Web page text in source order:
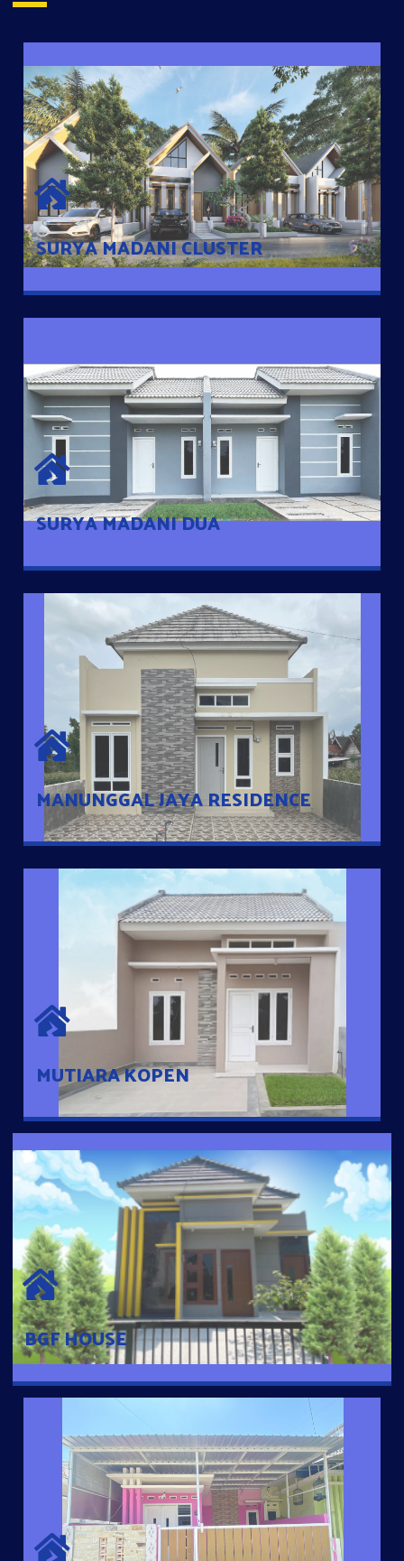
SURYA MADANI CLUSTER
SURYA MADANI CLUSTER
Desain Modern Minimalis dengan Konsep Rumah Pintar
Sehingga Memudahkan Penghuni mengakses rumahnya
dengan Ponsel
SURYA MADANI DUA
SURYA MADANI DUA
Satu-satunya Hunian nyaman dengan harga subsidi hanya 100
jutaan dengan lokasi strategis di Tuban
MANUNGGAL JAYA RESIDENCE
MANUNGGAL JAYA RESIDENCE
Cluster Exclusive dengan one Gate System, terdapat taman
mini dan memiliki jarak 200m dari jalan nasional serta dekat
dengan pusat kota
MUTIARA KOPEN
MUTIARA KOPEN
Hunian nyaman dengan suasana pedesaan. 10 menit dari pusat
kota, 2 menit dari Ring Road
BGF HOUSE
BGF HOUSE
Hunian Mewah Pusat Kota dengan fasilitas Free Desain, Dapur,
Parkir Mobil dengan 3 Kamar Tidur dan 2 Kamar Mandi.
GRIYA ASRI BOGORAN
Desain Modern Minimalis dengan Konsep Rumah Pintar
Sehingga Memudahkan Penghuni mengakses rumahnya
dengan Ponsel